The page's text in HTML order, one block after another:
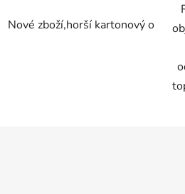
Nové zboží,horší kartonový obal